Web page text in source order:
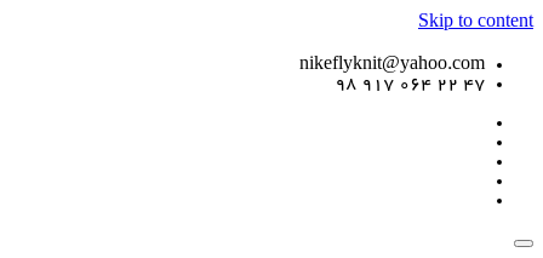
Skip to content
nikeflyknit@yahoo.com
47 22 064 917 98